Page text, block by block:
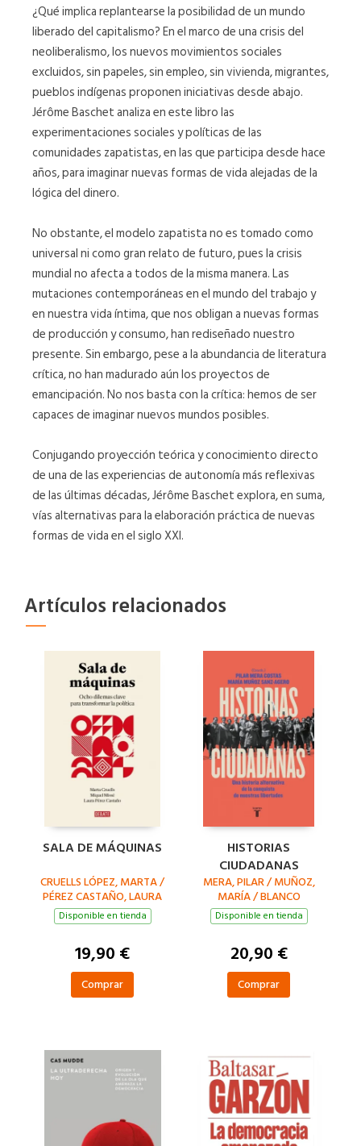
¿Qué implica replantearse la posibilidad de un mundo
liberado del capitalismo? En el marco de una crisis del
neoliberalismo, los nuevos movimientos sociales
excluidos, sin papeles, sin empleo, sin vivienda, migrantes,
pueblos indígenas proponen iniciativas desde abajo.
Jérôme Baschet analiza en este libro las
experimentaciones sociales y políticas de las
comunidades zapatistas, en las que participa desde hace
años, para imaginar nuevas formas de vida alejadas de la
lógica del dinero.
No obstante, el modelo zapatista no es tomado como
universal ni como gran relato de futuro, pues la crisis
mundial no afecta a todos de la misma manera. Las
mutaciones contemporáneas en el mundo del trabajo y
en nuestra vida íntima, que nos obligan a nuevas formas
de producción y consumo, han rediseñado nuestro
presente. Sin embargo, pese a la abundancia de literatura
crítica, no han madurado aún los proyectos de
emancipación. No nos basta con la crítica: hemos de ser
capaces de imaginar nuevos mundos posibles.
Conjugando proyección teórica y conocimiento directo
de una de las experiencias de autonomía más reflexivas
de las últimas décadas, Jérôme Baschet explora, en suma,
vías alternativas para la elaboración práctica de nuevas
formas de vida en el siglo XXI.
Artículos relacionados
SALA DE MÁQUINAS
CRUELLS LÓPEZ, MARTA /
PÉREZ CASTAÑO, LAURA
/ MISSÉ SÁNCHEZ,
MIQUEL
Disponible en tienda
19,90 €
Comprar
HISTORIAS
CIUDADANAS
MERA, PILAR / MUÑOZ,
MARÍA / BLANCO
RODRÍGUEZ, ELIA /
CAMINO RODRÍGUEZ,
ALBENTOSA, FERRAN /
MARTÍNEZ PAZOS,
FÁTIMA / MENDOZA
MARTÍN,
Disponible en tienda
20,90 €
Comprar